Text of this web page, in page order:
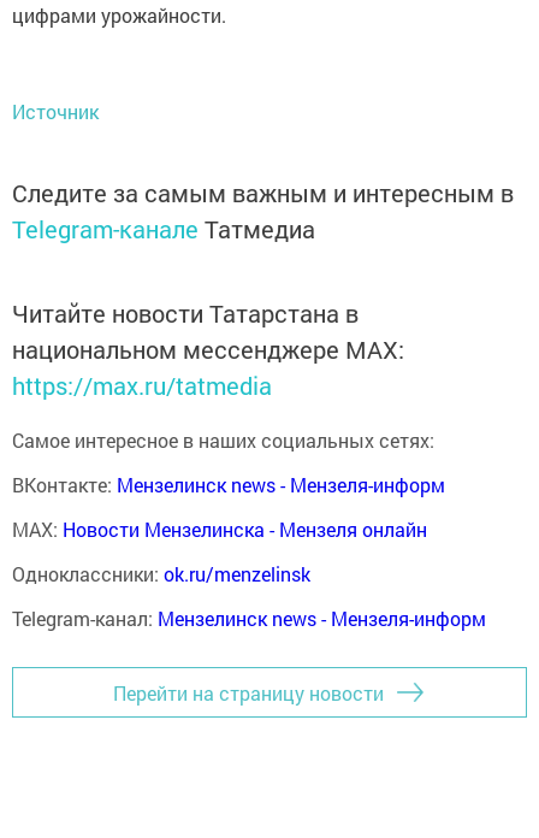
цифрами урожайности.
Источник
Следите за самым важным и интересным в
Telegram-канале Татмедиа
Читайте новости Татарстана в
национальном мессенджере MАХ:
https://max.ru/tatmedia
Самое интересное в наших социальных сетях:
ВКонтакте: Мензелинск news - Мензеля-информ
MAX: Новости Мензелинска - Мензеля онлайн
Одноклассники: ok.ru/menzelinsk
Telegram-канал: Мензелинск news - Мензеля-информ
Перейти на страницу новости